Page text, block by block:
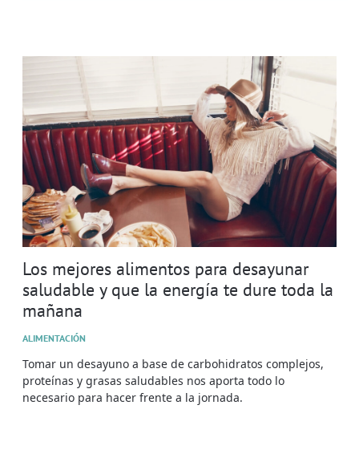
Los mejores alimentos para desayunar
saludable y que la energía te dure toda la
mañana
ALIMENTACIÓN
Tomar un desayuno a base de carbohidratos complejos,
proteínas y grasas saludables nos aporta todo lo
necesario para hacer frente a la jornada.